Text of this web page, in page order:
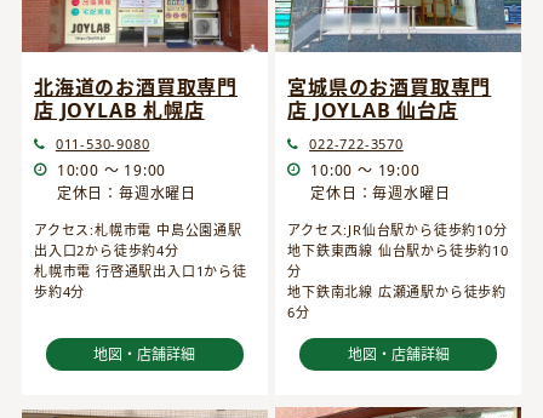
北海道のお酒買取専門
店 JOYLAB 札幌店
011-530-9080
10:00 ～ 19:00
定休日：毎週水曜日
アクセス:札幌市電 中島公園通駅
出入口2から徒歩約4分
札幌市電 行啓通駅出入口1から徒
歩約4分
地図・店舗詳細
宮城県のお酒買取専門
店 JOYLAB 仙台店
022-722-3570
10:00 ～ 19:00
定休日：毎週水曜日
アクセス:JR仙台駅から徒歩約10分
地下鉄東西線 仙台駅から徒歩約10
分
地下鉄南北線 広瀬通駅から徒歩約
6分
地図・店舗詳細